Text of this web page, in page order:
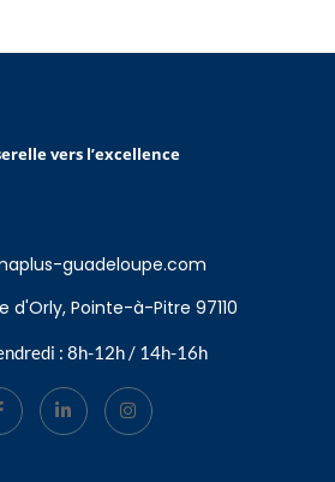
vers l’excellence
guadeloupe.com
d'Orly, Pointe-à-Pitre 97110
: 8h-12h / 14h-16h